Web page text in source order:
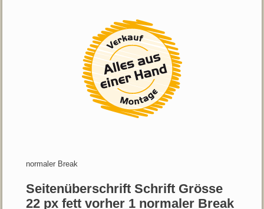
normaler Break
Seitenüberschrift Schrift Grösse
22 px fett vorher 1 normaler Break